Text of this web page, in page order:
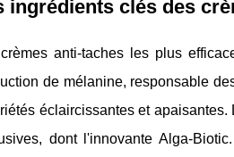
ingrédients clés des
anti-taches les plus
de mélanine, responsable
éclaircissantes et apaisantes.
dont l'innovante Alga-